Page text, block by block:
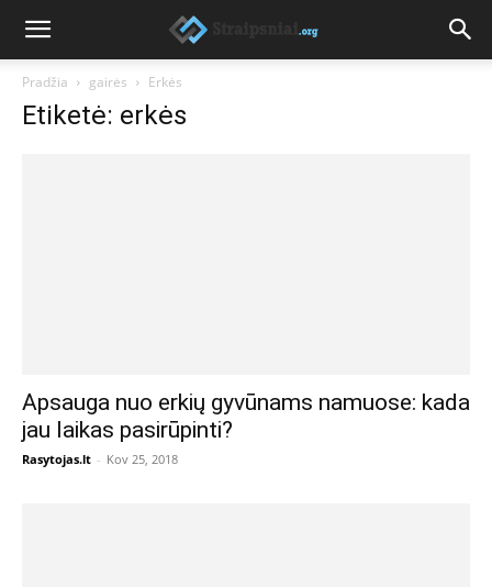
Pradžia gairės Erkės
Etiketė: erkės
Apsauga nuo erkių gyvūnams namuose: kada
jau laikas pasirūpinti?
Rasytojas.lt - Kov 25, 2018